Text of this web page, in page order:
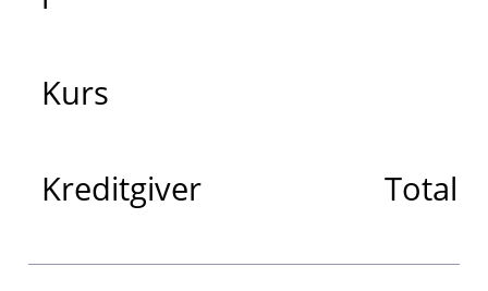
Kurs
Kreditgiver